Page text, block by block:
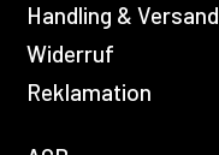
Handling & Versand
Widerruf
Reklamation